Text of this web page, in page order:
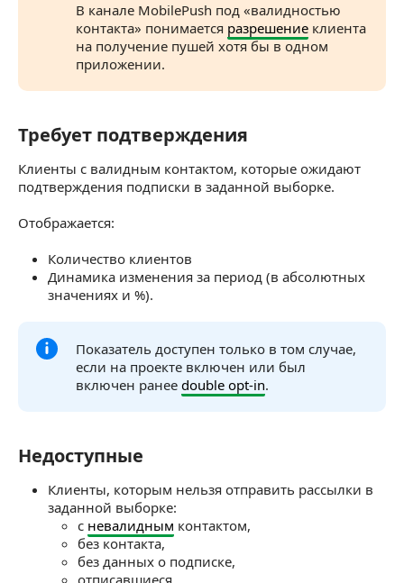
В канале MobilePush под «валидностью
контакта» понимается разрешение клиента
на получение пушей хотя бы в одном
приложении.
Требует подтверждения
Требует подтверждения
Клиенты с валидным контактом, которые ожидают
подтверждения подписки в заданной выборке.
Отображается:
Количество клиентов
Динамика изменения за период (в абсолютных
значениях и %).
Показатель доступен только в том случае,
если на проекте включен или был
включен ранее double opt-in.
Недоступные
Недоступные
Клиенты, которым нельзя отправить рассылки в
заданной выборке:
с невалидным контактом,
без контакта,
без данных о подписке,